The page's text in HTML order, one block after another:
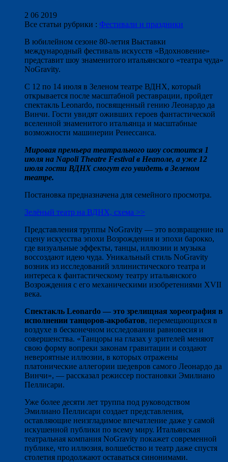
2 06 2019
Все статьи рубрики : Фестивали и праздники
В юбилейном сезоне 80-летия Выставки
международный фестиваль искусств «Вдохновение»
представит шоу знаменитого итальянского «театра чуда»
NoGravity.
С 12 по 14 июля в Зеленом театре ВДНХ, который
открывается после масштабной реставрации, пройдет
спектакль Leonardo, посвященный гению Леонардо да
Винчи. Гости увидят оживших героев фантастической
вселенной знаменитого итальянца и масштабные
возможности машинерии Ренессанса.
Мировая премьера театрального шоу состоится 1
июля на Napoli Theatre Festival в Неаполе, а уже 12
июля гости ВДНХ смогут его увидеть в Зеленом
театре.
Постановка предназначена для семейного просмотра.
Зелёный театр на ВДНХ, схема >>
Представления труппы NoGravity — это возвращение на
сцену искусства эпохи Возрождения и эпохи барокко,
где визуальные эффекты, танцы, иллюзии и музыка
воссоздают идею чуда. Уникальный стиль NoGravity
возник из исследований эллинистического театра и
интереса к фантастическому театру итальянского
Возрождения с его механическими изобретениями XVII
века.
Спектакль Leonardo — это зрелищная хореография в
исполнении танцоров-акробатов, перемещающихся в
воздухе в бесконечном исследовании равновесия и
совершенства. «Танцоры на глазах у зрителей меняют
свою форму вопреки законам гравитации и создают
невероятные иллюзии, в которых отражены
платонические аллегории шедевров самого Леонардо да
Винчи», — рассказал режиссер постановки Эмилиано
Пеллисари.
Уже более десяти лет труппа под руководством
Эмилиано Пеллисари создает представления,
оставляющие неизгладимое впечатление даже у самой
искушенной публики по всему миру. Итальянская
театральная компания NoGravity покажет современной
публике, что иллюзия, волшебство и театр даже спустя
столетия продолжают оставаться синонимами.